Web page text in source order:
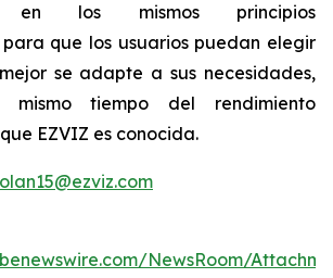
en los mismos principios
que los usuarios puedan elegir
se adapte a sus necesidades,
mismo tiempo del rendimiento
EZVIZ es conocida.
NewsRoom/